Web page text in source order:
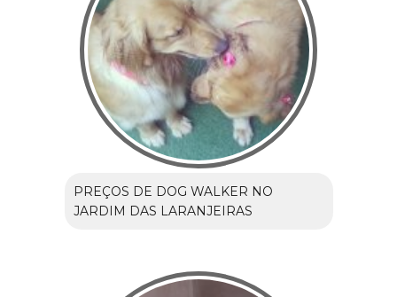
PREÇOS DE DOG WALKER NO
JARDIM DAS LARANJEIRAS